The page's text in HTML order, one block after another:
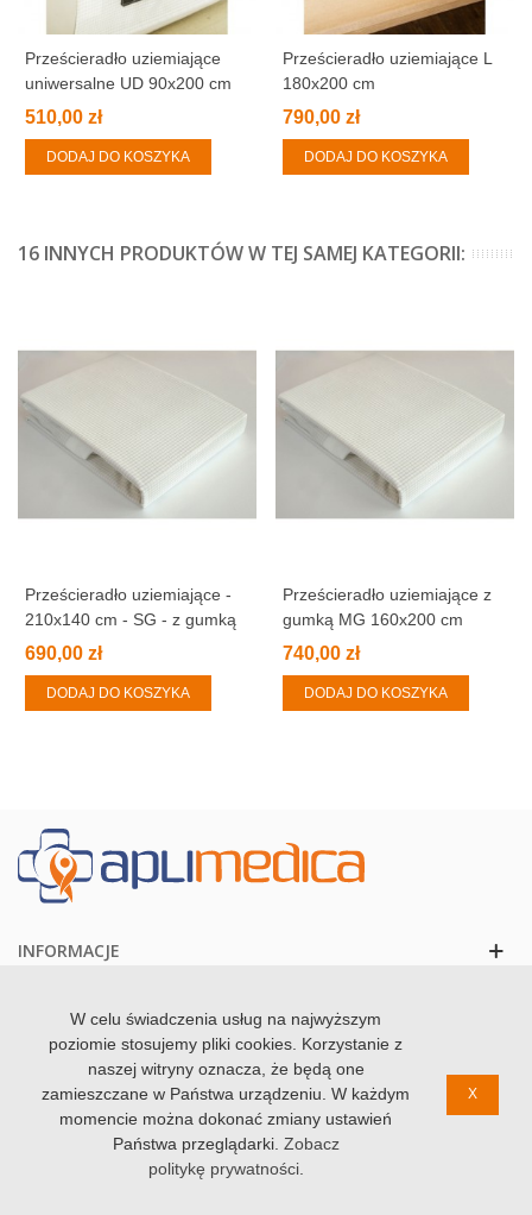
Prześcieradło uziemiające
uniwersalne UD 90x200 cm
(90x290 cm)
510,00 zł
DODAJ DO KOSZYKA
Prześcieradło uziemiające L
180x200 cm
790,00 zł
DODAJ DO KOSZYKA
16 INNYCH PRODUKTÓW W TEJ SAMEJ KATEGORII:
Prześcieradło uziemiające -
210x140 cm - SG - z gumką
690,00 zł
DODAJ DO KOSZYKA
Prześcieradło uziemiające z
gumką MG 160x200 cm
740,00 zł
DODAJ DO KOSZYKA
INFORMACJE
KONTAKT
© 2020 Zdrowolandia. Wszystkie prawa zastzrezone
W celu świadczenia usług na najwyższym
poziomie stosujemy pliki cookies. Korzystanie z
naszej witryny oznacza, że będą one
zamieszczane w Państwa urządzeniu. W każdym
momencie można dokonać zmiany ustawień
Państwa przeglądarki. Zobacz
politykę prywatności.
X